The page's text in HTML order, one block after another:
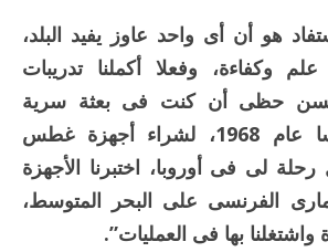
هو أن أى واحد عاوز يفيد البلد،
وكفاءة، وفعلا أكملنا تدريبات
حظى أن كنت فى بعثة سرية
أوفدت إلى فرنسا عام 1968، لشراء أجهزة غطس
لى فى أوروبا، اختبرنا الأجهزة
الفرنسى على البحر المتوسط،
بها فى العمليات”.